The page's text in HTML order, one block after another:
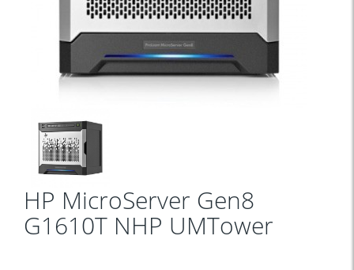
HP MicroServer Gen8
G1610T NHP UMTower